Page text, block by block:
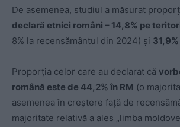
De asemenea, studiul a măsurat
declară etnici români – 14,8% pe
8% la recensământul din 2024) și
Proporția celor care au declarat că
română este de 44,2% în RM (o
asemenea în creștere față de
majoritate relativă a ales „limba